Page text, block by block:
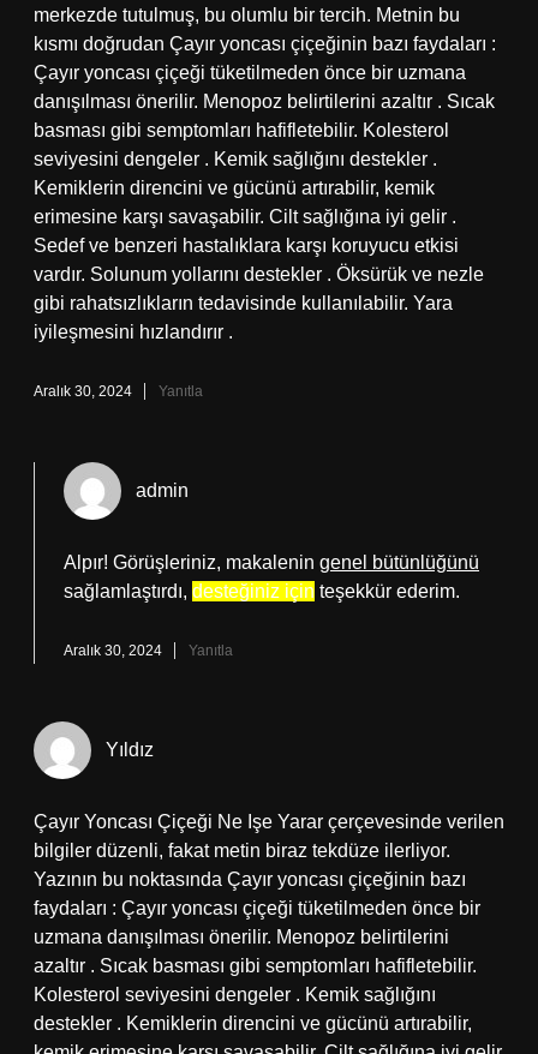
merkezde tutulmuş, bu olumlu bir tercih. Metnin bu
kısmı doğrudan Çayır yoncası çiçeğinin bazı faydaları :
Çayır yoncası çiçeği tüketilmeden önce bir uzmana
danışılması önerilir. Menopoz belirtilerini azaltır . Sıcak
basması gibi semptomları hafifletebilir. Kolesterol
seviyesini dengeler . Kemik sağlığını destekler .
Kemiklerin direncini ve gücünü artırabilir, kemik
erimesine karşı savaşabilir. Cilt sağlığına iyi gelir .
Sedef ve benzeri hastalıklara karşı koruyucu etkisi
vardır. Solunum yollarını destekler . Öksürük ve nezle
gibi rahatsızlıkların tedavisinde kullanılabilir. Yara
iyileşmesini hızlandırır .
Aralık 30, 2024 Yanıtla
admin
Alpır! Görüşleriniz, makalenin genel bütünlüğünü
sağlamlaştırdı, desteğiniz için teşekkür ederim.
Aralık 30, 2024 Yanıtla
Yıldız
Çayır Yoncası Çiçeği Ne Işe Yarar çerçevesinde verilen
bilgiler düzenli, fakat metin biraz tekdüze ilerliyor.
Yazının bu noktasında Çayır yoncası çiçeğinin bazı
faydaları : Çayır yoncası çiçeği tüketilmeden önce bir
uzmana danışılması önerilir. Menopoz belirtilerini
azaltır . Sıcak basması gibi semptomları hafifletebilir.
Kolesterol seviyesini dengeler . Kemik sağlığını
destekler . Kemiklerin direncini ve gücünü artırabilir,